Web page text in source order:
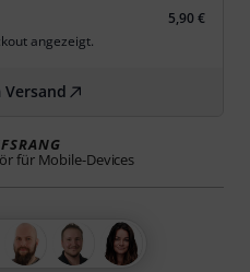
5,90 €
angezeigt.
für Mobile-Devices